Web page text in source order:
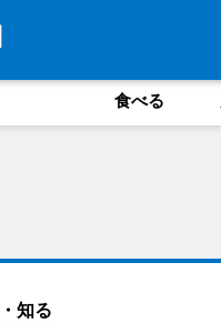
食べる
知る